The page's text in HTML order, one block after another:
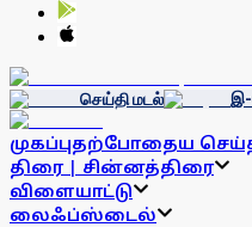
செய்தி மடல் இ-
முகப்புதற்போதைய
திரை | சின்னத்திரை
விளையாட்டு
லைஃப்ஸ்டைல்